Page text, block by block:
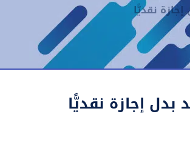
نقديًّا
إجازة نقديًّا